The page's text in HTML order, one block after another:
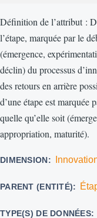
Définition de l’attribut :
l’étape, marquée par le
(émergence,
déclin) du processus
des retours en arrière
d’une étape est marquée
quelle qu’elle soit
appropriation, maturité).
DIMENSION
PARENT (ENTITÉ)
TYPE(S) DE DONNÉES